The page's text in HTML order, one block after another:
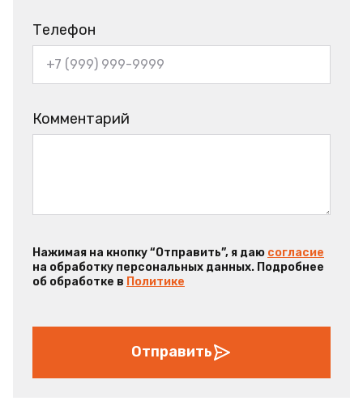
Телефон
Комментарий
Нажимая на кнопку “Отправить”, я даю согласие
на обработку персональных данных. Подробнее
об обработке в Политике
Отправить